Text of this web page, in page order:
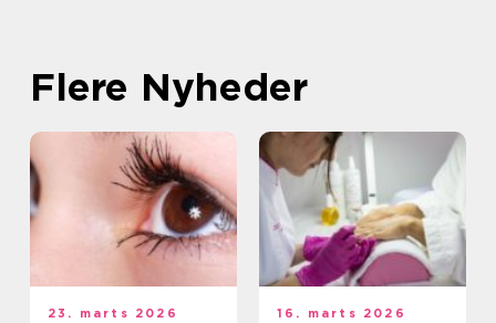
Flere Nyheder
23. marts 2026 16. marts 2026